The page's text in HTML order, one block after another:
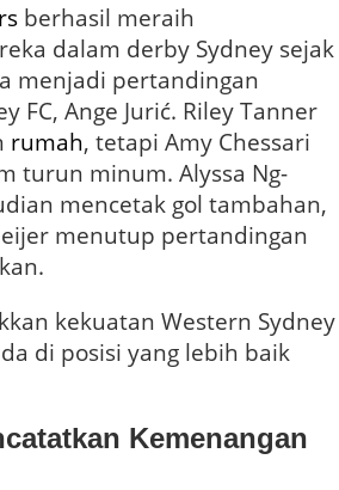
berhasil meraih
dalam derby Sydney sejak
menjadi pertandingan
FC, Ange Jurić. Riley Tanner
rumah, tetapi Amy Chessari
turun minum. Alyssa Ng-
mencetak gol tambahan,
menutup pertandingan
kekuatan Western Sydney
di posisi yang lebih baik
Kemenangan